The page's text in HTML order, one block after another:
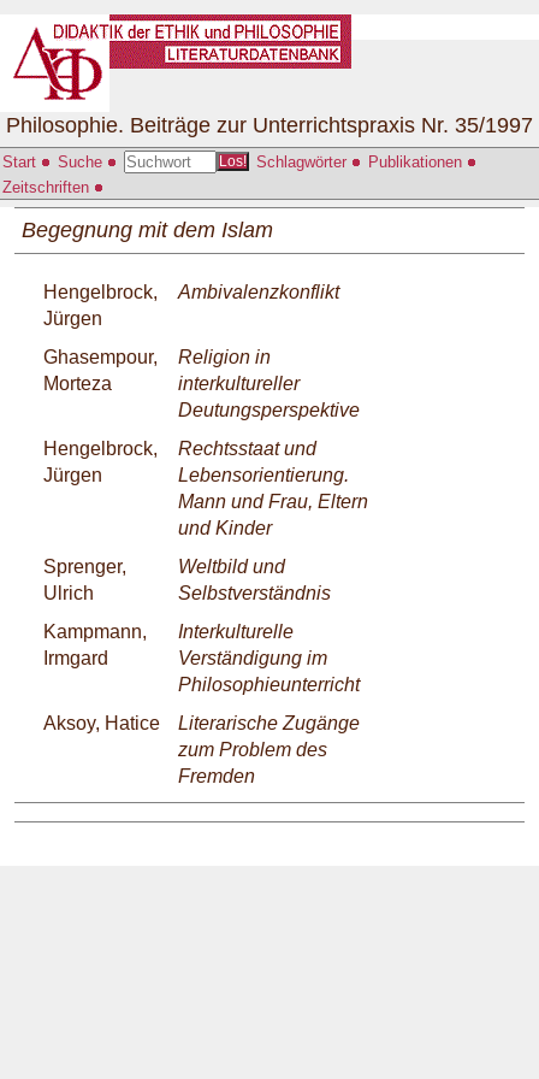
Start Suche Los! Schlagwörter
Publikationen
Zeitschriften
Philosophie. Beiträge zur Unterrichtspraxis Nr. 35/1997
Begegnung mit dem Islam
Hengelbrock,
Jürgen
Ambivalenzkonflikt
Ghasempour,
Morteza
Religion in
interkultureller
Deutungsperspektive
Hengelbrock,
Jürgen
Rechtsstaat und
Lebensorientierung.
Mann und Frau, Eltern
und Kinder
Sprenger,
Ulrich
Weltbild und
Selbstverständnis
Kampmann,
Irmgard
Interkulturelle
Verständigung im
Philosophieunterricht
Aksoy, Hatice
Literarische Zugänge
zum Problem des
Fremden